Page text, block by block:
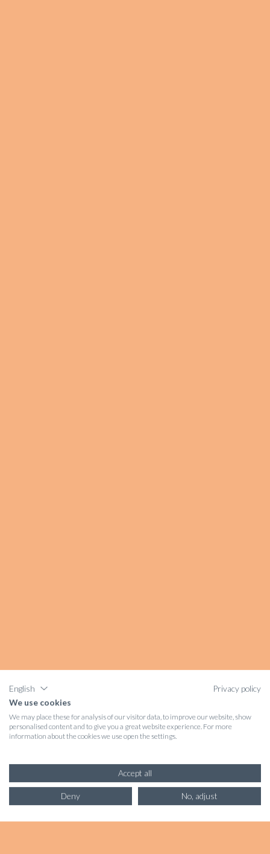
English
Privacy policy
We use cookies
We may place these for analysis of our visitor data, to improve our website, show
personalised content and to give you a great website experience. For more
information about the cookies we use open the settings.
Accept all
Deny No, adjust